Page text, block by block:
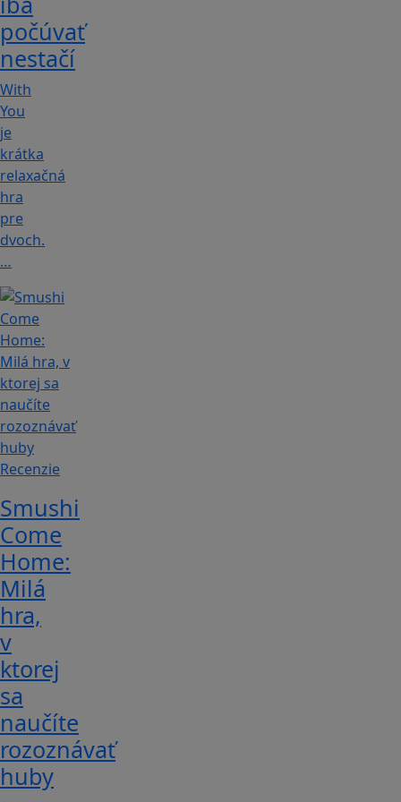
počúvať
nestačí
With
You
je
krátka
relaxačná
hra
pre
dvoch.
…
Recenzie
Smushi
Come
Home:
Milá
hra,
v
ktorej
sa
naučíte
rozoznávať
huby